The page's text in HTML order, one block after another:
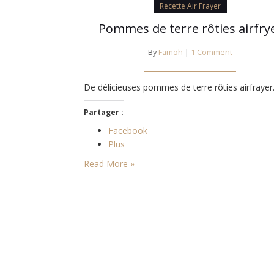
Recette Air Frayer
Pommes de terre rôties
By Famoh | 1 Comment
De délicieuses pommes de terre rôties airfrayer.
Partager :
Facebook
Plus
Read More »